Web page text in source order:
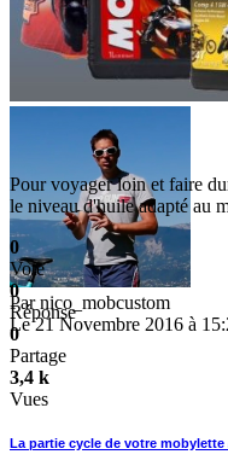
Parnico_mobcustom
Le 21 Novembre 2016 à
Pour voyager loin et faire
le niveau d'huile adapté au
0
Vote
0
Réponse
0
Partage
3,4 k
Vues
La partie cycle de votre